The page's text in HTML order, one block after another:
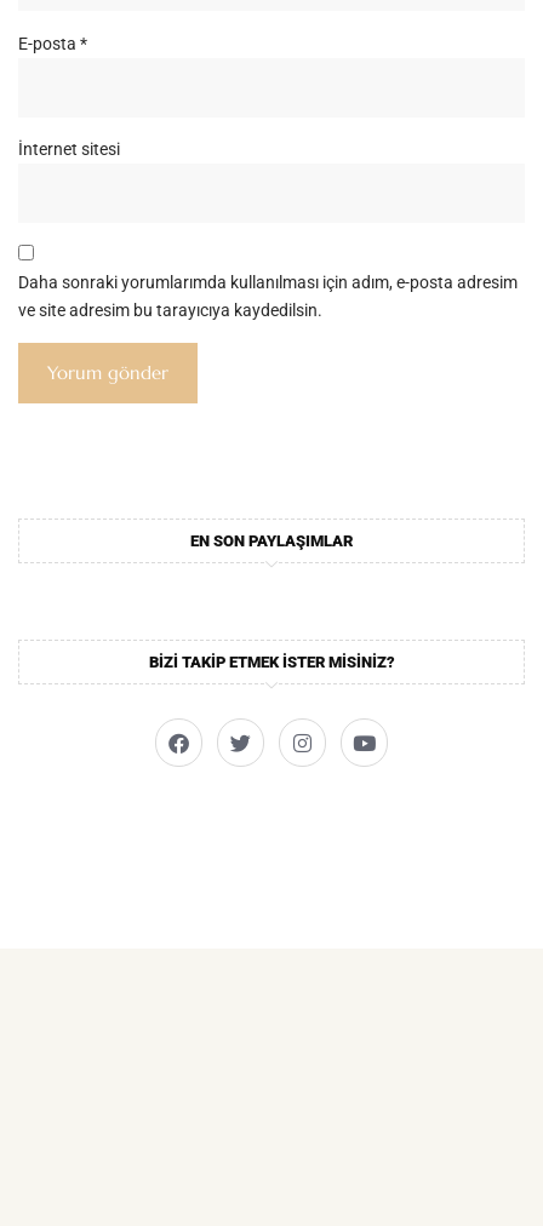
E-posta *
İnternet sitesi
Daha sonraki yorumlarımda kullanılması için adım, e-posta adresim
ve site adresim bu tarayıcıya kaydedilsin.
EN SON PAYLAŞIMLAR
BIZI TAKIP ETMEK ISTER MISINIZ?